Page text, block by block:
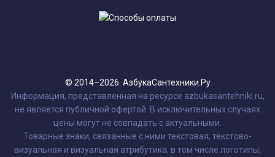
© 2014–2026. АзбукаСантехники.Ру
Информация, представленная на ресурсе azbukasantehniki.ru,
не является публичной офертой. В исключительных случаях
цены могут не совпадать с актуальными.
Товарные знаки, связанные с ними текстовая, текстово-
визуальная и визуальная атрибутика, в том числе логотипы,